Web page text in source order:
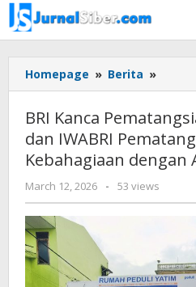
Skip
to
content
Homepage » Berita »
Kanca
YBM
BRI
dan
IWABRI
Anak
Yatim
BRI Kanca
dan IWABRI
Kebahagiaan dengan
March 12, 2026
by
Budiyanto
- 53 views